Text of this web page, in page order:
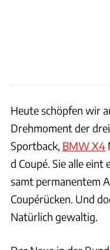
Heute schöpfen wir
Drehmoment der
Sportback, BMW X4
d Coupé. Sie alle
samt permanentem
Coupérücken. Und
Natürlich gewaltig.